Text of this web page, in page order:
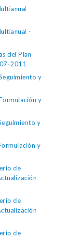
-
-
del Plan
2011
y
y
y
y
de
de
de